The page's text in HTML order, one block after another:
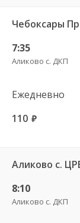
7:35
Аликово с. ДКП
Ежедневно
110 руб.
Аликово с.
8:10
Аликово с. ДКП